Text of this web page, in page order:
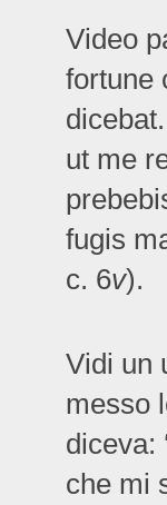
Video
fortune
ut me
fugis
c. 6v).
Vidi un
messo
diceva:
che mi